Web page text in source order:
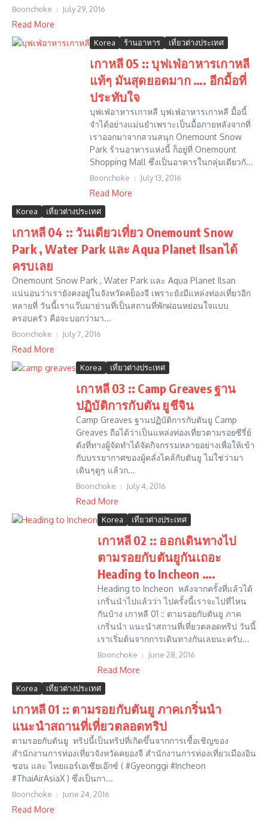
Boonchoke July 29, 2016
Read More
Korea ร้านอาหาร เที่ยวต่างประเทศ
เกาหลี 05 :: บุฟเฟ่อาหารเกาหลี
แท้ๆ มันสุดยอดมาก …. อีกมื้อที่
ประทับใจ
บุฟเฟ่อาหารเกาหลี บุฟเฟ่อาหารเกาหลี มื้อนี้
จำได้อย่างแม่นยำเพราะเป็นมื้อภายหลังจากที่
เราออกมาจากสวนสนุก Onemount Snow
Park ร้านอาหารแห่งนี้ ก็อยู่ที่ Onemount
Shopping Mall ซึ่งเป็นอาคารในกลุ่มเดียวกั...
Boonchoke July 13, 2016
Read More
Korea เที่ยวต่างประเทศ
เกาหลี 04 :: วันเดียวเที่ยว Onemount Snow
Park , Water Park และ Aqua Planet Ilsanได้
ครบเลย
Onemount Snow Park , Water Park และ Aqua Planet Ilsan
แน่นอนว่าเรายังคงอยู่ในจังหวัดคย็องจี เพราะยังมีแหล่งท่องเที่ยวอีก
หลายที่ วันนี้เราแว๊บมาย่านที่เป็นสถานที่พักผ่อนหย่อนใจแบบ
ครอบครัว คือจะบอกว่ามา...
Boonchoke July 7, 2016
Read More
Korea เที่ยวต่างประเทศ
เกาหลี 03 :: Camp Greaves ฐาน
ปฏิบัติการกับตัน ยูชีจิน
Camp Greaves ฐานปฏิบัติการกับตันยู Camp
Greaves ถือได้ว่าเป็นแหล่งท่องเที่ยวตามรอยซีรี่ย์
ดังที่ทางผู้จัดทำได้จัดกิจกรรมหลายอย่างเพื่อให้เข้า
กับบรรยากาศของผู้คลั่งไคล้กับตันยู ไม่ใช่ว่ามา
เดินๆดูๆ แล้วก...
Boonchoke July 4, 2016
Read More
Korea เที่ยวต่างประเทศ
เกาหลี 02 :: ออกเดินทางไป
ตามรอยกับตันยูกันเถอะ
Heading to Incheon ….
Heading to Incheon หลังจากครั้งที่แล้วได้
เกริ่นนำไปแล้วว่า ไปครั้งนี้เราจะไปที่ไหน
กันบ้าง เกาหลี 01 :: ตามรอยกับตันยู ภาค
เกริ่นนำ แนะนำสถานที่เที่ยวตลอดทริป วันนี้
เราเริ่มต้นจากการเดินทางกันเลยนะครับ...
Boonchoke June 28, 2016
Read More
Korea เที่ยวต่างประเทศ
เกาหลี 01 :: ตามรอยกับตันยู ภาคเกริ่นนำ
แนะนำสถานที่เที่ยวตลอดทริป
ตามรอยกับตันยู ทริปนี้เป็นทริปที่เกิดขึ้นจากการเชื้อเชิญของ
สำนักงานการท่องเที่ยวจังหวัดคยองจี สำนักงานการท่องเที่ยวเมืองอิน
ชอน และ ไทยแอร์เอเซียเอ๊กซ์ ( #Gyeonggi #Incheon
#ThaiAirAsiaX ) ซึ่งเป็นกา...
Boonchoke June 24, 2016
Read More